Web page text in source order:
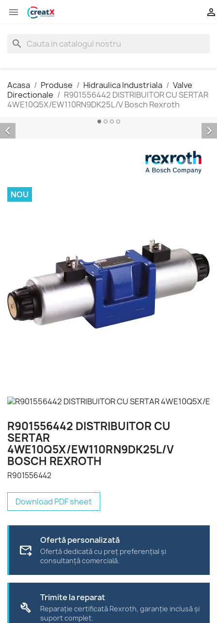
 
search
Acasa Produse Hidraulica Industriala
Valve
Directionale
R901556442 DISTRIBUITOR CU SERTAR
4WE10Q5X/EW110RN9DK25L/V Bosch Rexroth
 
NOU
R901556442 DISTRIBUITOR CU
SERTAR
4WE10Q5X/EW110RN9DK25L/V
BOSCH REXROTH
R901556442
Download PDF sheet
forward_to_inbox
Ofertă personalizată
Ofertă dedicată cu preț preferențial și
consultanță comercială.
build
Trimite la reparat
Reparație certificată Rexroth, garanție inclusă și
suport complet.